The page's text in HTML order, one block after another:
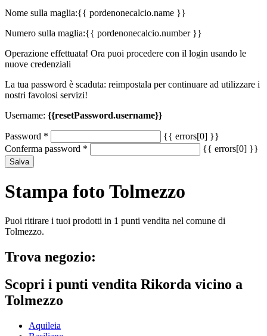
Nome sulla maglia:{{ pordenonecalcio.name }}
Numero sulla maglia:{{ pordenonecalcio.number }}
Operazione effettuata! Ora puoi procedere con il login usando le
nuove credenziali
La tua password è scaduta: reimpostala per continuare ad utilizzare i
nostri favolosi servizi!
Username: {{resetPassword.username}}
Password *
{{ errors[0] }}
Conferma password * {{ errors[0] }}
Salva
Stampa foto Tolmezzo
Puoi ritirare i tuoi prodotti in 1 punti vendita nel comune di
Tolmezzo.
Trova negozio:
Scopri i punti vendita Rikorda vicino a
Tolmezzo
Aquileia